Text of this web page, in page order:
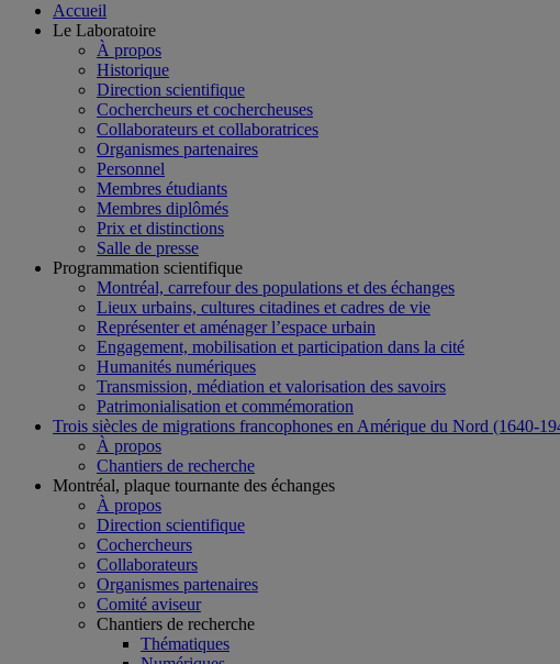
Accueil
Le Laboratoire
À propos
Historique
Direction scientifique
Cochercheurs et cochercheuses
Collaborateurs et collaboratrices
Organismes partenaires
Personnel
Membres étudiants
Membres diplômés
Prix et distinctions
Salle de presse
Programmation scientifique
Montréal, carrefour des populations et des échanges
Lieux urbains, cultures citadines et cadres de vie
Représenter et aménager l’espace urbain
Engagement, mobilisation et participation dans la cité
Humanités numériques
Transmission, médiation et valorisation des savoirs
Patrimonialisation et commémoration
Trois siècles de migrations francophones en Amérique du Nord (1640-
À propos
Chantiers de recherche
Montréal, plaque tournante des échanges
À propos
Direction scientifique
Cochercheurs
Collaborateurs
Organismes partenaires
Comité aviseur
Chantiers de recherche
Thématiques